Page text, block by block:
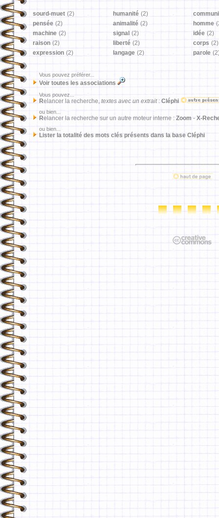
sourd-muet (2) humanité (2)
pensée (2) animalité (2) homme
machine (2) signal (2) idée (2)
raison (2) liberté (2) corps (2)
expression (2) langage (2) parole
Vous pouvez préférer...
Voir toutes les associations
Vous pouvez...
Relancer la recherche, textes avec un extrait: Cléphi
ou bien...
Relancer la recherche sur un autre moteur interne : Zoom - X-
ou bien...
Lister la totalité des mots clés présents dans la base Cléphi